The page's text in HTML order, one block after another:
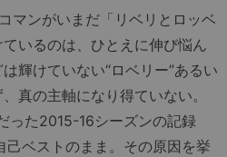
マンがいまだ「リベリとロッベ
いるのは、ひとえに伸び悩ん
輝けていない“ロベリー”あるい
真の主軸になり得ていない。
った2015-16シーズンの記録
己ベストのまま。その原因を挙